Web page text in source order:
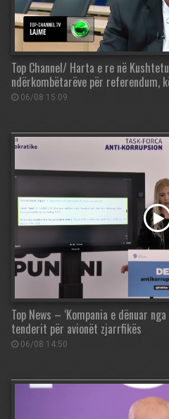
Top Channel/ Harta e re në
ndërkombëtarëve për referendum,
06/08 15:09
Top News – ‘Kompania e dënuar
tenderit për avionët zjarrfikës
06/08 14:50